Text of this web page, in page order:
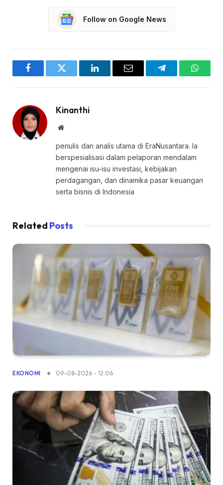
Follow on Google News
FacebookTwitter LinkedInEmail Telegram
Kinanthi
Website
penulis dan analis utama di EraNusantara. Ia
berspesialisasi dalam pelaporan mendalam
mengenai isu-isu investasi, kebijakan
perdagangan, dan dinamika pasar keuangan
serta bisnis di Indonesia
Related Posts
EKONOMI 09-08-2026 - 12.06